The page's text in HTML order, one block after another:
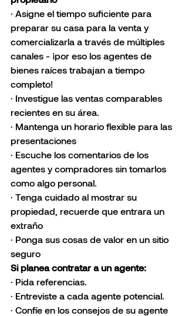
· Asigne el tiempo suficiente para
preparar su casa para la venta y
comercializarla a través de múltiples
canales - ¡por eso los agentes de
bienes raíces trabajan a tiempo
completo!
· Investigue las ventas comparables
recientes en su área.
· Mantenga un horario flexible para las
presentaciones
· Escuche los comentarios de los
agentes y compradores sin tomarlos
como algo personal.
· Tenga cuidado al mostrar su
propiedad, recuerde que entrara un
extraño
· Ponga sus cosas de valor en un sitio
seguro
Si planea contratar a un agente:
· Pida referencias.
· Entreviste a cada agente potencial.
· Confíe en los consejos de su agente